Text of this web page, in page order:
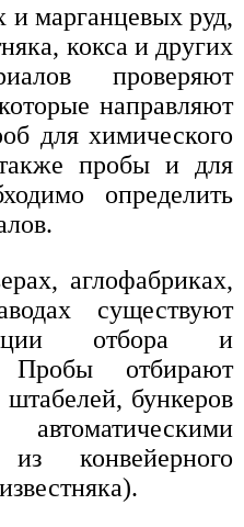
и марганцевых руд,
кокса и других
проверяют
направляют
для химического
пробы и для
определить
аглофабриках,
существуют
отбора и
Пробы отбирают
бункеров
из конвейерного